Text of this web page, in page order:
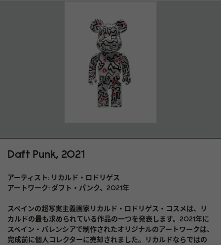
Daft Punk, 2021
アーティスト: リカルド・ロドリゲス
アートワーク: ダフト・パンク、2021年
スペインの超写実主義画家リカルド・ロドリゲス・コスメは、リ
カルドの最も求められている作品の一つを発表します。2021年に
スペイン・バレンシアで制作されたオリジナルのアートワークは、
完成前に個人コレクターに売却されました。リカルドならではの